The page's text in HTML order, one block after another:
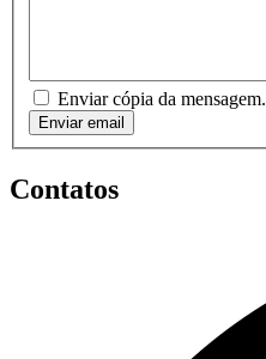
Enviar cópia da mensagem.
Enviar email
Contatos